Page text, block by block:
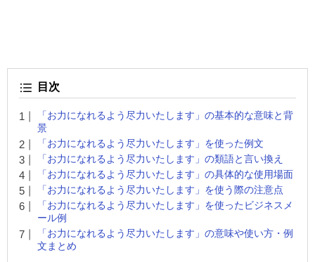
目次
「お力になれるよう尽力いたします」の基本的な意味と背
景
「お力になれるよう尽力いたします」を使った例文
「お力になれるよう尽力いたします」の類語と言い換え
「お力になれるよう尽力いたします」の具体的な使用場面
「お力になれるよう尽力いたします」を使う際の注意点
「お力になれるよう尽力いたします」を使ったビジネスメ
ール例
「お力になれるよう尽力いたします」の意味や使い方・例
文まとめ